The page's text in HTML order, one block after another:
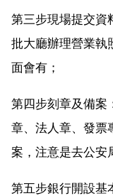
第三步現場提交資
批大廳辦理營業執
面會有；
第四步刻章及備案
章、法人章、發票
案，注意是去公安
第五步銀行開設基